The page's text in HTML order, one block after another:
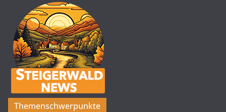
Themenschwerpunkte